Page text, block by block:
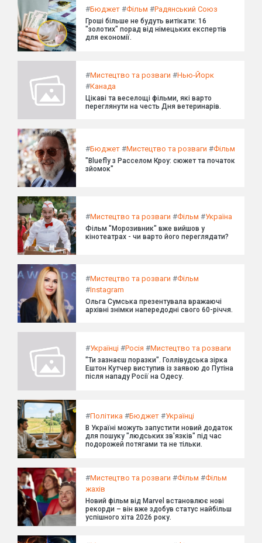
#Бюджет #Фільм #Радянський Союз
Гроші більше не будуть витікати: 16
"золотих" порад від німецьких експертів
для економії.
#Мистецтво та розваги #Нью-Йорк
#Канада
Цікаві та веселощі фільми, які варто
переглянути на честь Дня ветеринарів.
#Бюджет #Мистецтво та розваги #Фільм
"Bluefly з Расселом Кроу: сюжет та початок
зйомок"
#Мистецтво та розваги #Фільм #Україна
Фільм "Морозивник" вже вийшов у
кінотеатрах - чи варто його переглядати?
#Мистецтво та розваги #Фільм
#Instagram
Ольга Сумська презентувала вражаючі
архівні знімки напередодні свого 60-річчя.
#Українці #Росія #Мистецтво та розваги
"Ти зазнаєш поразки". Голлівудська зірка
Ештон Кутчер виступив із заявою до Путіна
після нападу Росії на Одесу.
#Політика #Бюджет #Українці
В Україні можуть запустити новий додаток
для пошуку "людських зв'язків" під час
подорожей потягами та не тільки.
#Мистецтво та розваги #Фільм #Фільм
жахів
Новий фільм від Marvel встановлює нові
рекорди – він вже здобув статус найбільш
успішного хіта 2026 року.